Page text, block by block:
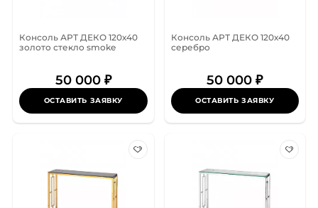
Консоль АРТ ДЕКО 120х40
золото стекло smoke
50 000 ₽
ОСТАВИТЬ ЗАЯВКУ
Консоль АРТ ДЕКО 120х40
серебро
50 000 ₽
ОСТАВИТЬ ЗАЯВКУ